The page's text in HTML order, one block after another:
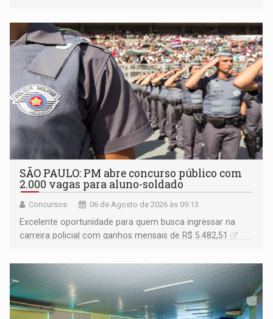
SÃO PAULO: PM abre concurso público com
2.000 vagas para aluno-soldado
Concursos 06 de Agosto de 2026 às 09:13
Excelente oportunidade para quem busca ingressar na
carreira policial com ganhos mensais de R$ 5.482,51